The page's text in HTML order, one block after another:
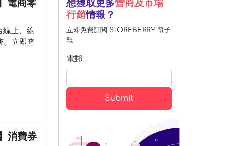
電商零
上、線
。立即查
消費券
想獲取更多營商及市場
行銷情報？
立即免費訂閱 STOREBERRY 電子
報
電郵
Submit